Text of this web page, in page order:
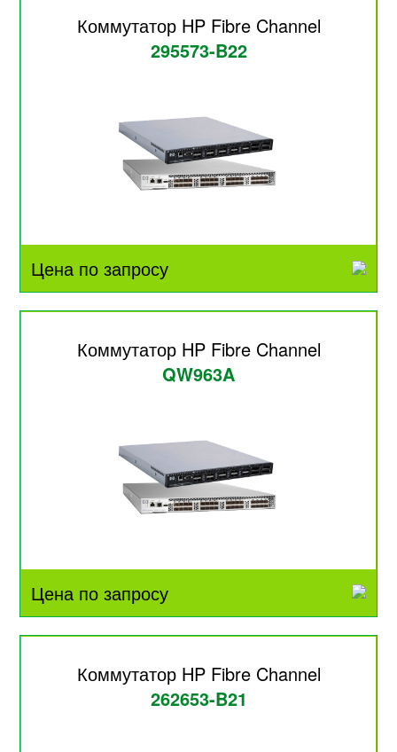
Коммутатор HP Fibre Channel
295573-B22
Цена по запросу
Коммутатор HP Fibre Channel
QW963A
Цена по запросу
Коммутатор HP Fibre Channel
262653-B21